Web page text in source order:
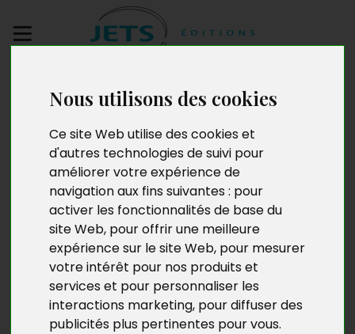
Nous utilisons des cookies
Ce site Web utilise des cookies et
d'autres technologies de suivi pour
améliorer votre expérience de
navigation aux fins suivantes : pour
activer les fonctionnalités de base du
site Web, pour offrir une meilleure
expérience sur le site Web, pour mesurer
votre intérêt pour nos produits et
services et pour personnaliser les
interactions marketing, pour diffuser des
publicités plus pertinentes pour vous.
manuscrit
De l'autre côté du rêve